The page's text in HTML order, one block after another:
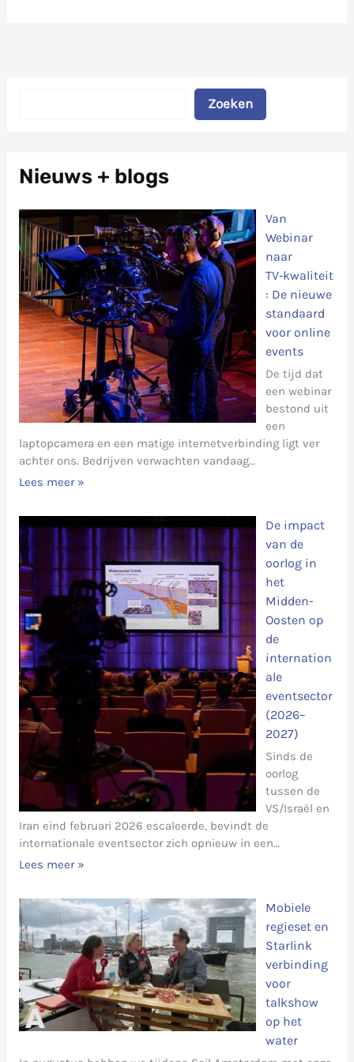
Zoeken
Nieuws + blogs
Van
Webinar
naar
TV‑kwaliteit
: De nieuwe
standaard
voor online
events
De tijd dat
een webinar
bestond uit
een
laptopcamera en een matige internetverbinding ligt ver
achter ons. Bedrijven verwachten vandaag…
Lees meer »
De impact
van de
oorlog in
het
Midden-
Oosten op
de
internation
ale
eventsector
(2026–
2027)
Sinds de
oorlog
tussen de
VS/Israël en
Iran eind februari 2026 escaleerde, bevindt de
internationale eventsector zich opnieuw in een…
Lees meer »
Mobiele
regieset en
Starlink
verbinding
voor
talkshow
op het
water